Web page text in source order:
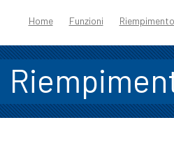
Home Funzioni Riempimento